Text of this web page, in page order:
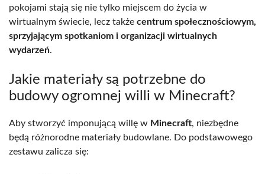
pokojami stają się nie tylko miejscem do życia w
wirtualnym świecie, lecz także centrum społecznościowym,
sprzyjającym spotkaniom i organizacji wirtualnych
wydarzeń.
Jakie materiały są potrzebne do
budowy ogromnej willi w Minecraft?
Aby stworzyć imponującą willę w Minecraft, niezbędne
będą różnorodne materiały budowlane. Do podstawowego
zestawu zalicza się: